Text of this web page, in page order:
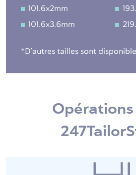
101.6x2mm
101.6x3.6mm
*D'autres tailles sont
Opérations